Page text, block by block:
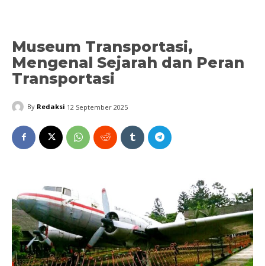
Museum Transportasi,
Mengenal Sejarah dan Peran
Transportasi
By Redaksi 12 September 2025